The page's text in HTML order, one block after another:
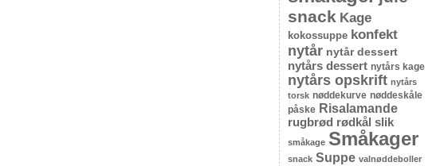
snack Kage
kokossuppe konfekt
nytår nytår dessert
nytårs dessert nytårs kage
nytårs opskrift nytårs
torsk nøddekurve nøddeskåle
påske Risalamande
rugbrød rødkål slik
småkage Småkager
snack Suppe valnøddeboller